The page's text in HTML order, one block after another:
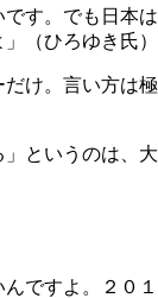
す。でも日
（ひろゆき氏）
け。言い方は
というのは、
ですよ。２